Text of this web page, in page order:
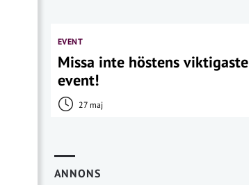
EVENT
Missa inte höstens viktigaste
event!
27 maj
ANNONS